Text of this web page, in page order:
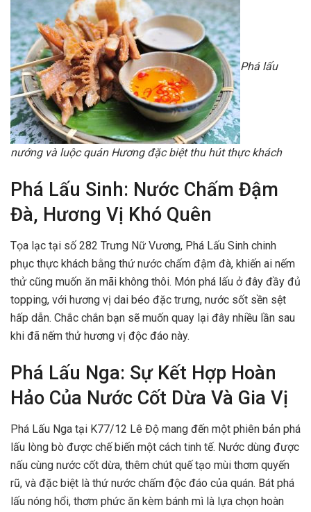
Phá lấu
nướng và luộc quán Hương đặc biệt thu hút thực khách
Phá Lấu Sinh: Nước Chấm Đậm
Đà, Hương Vị Khó Quên
Tọa lạc tại số 282 Trưng Nữ Vương, Phá Lấu Sinh chinh
phục thực khách bằng thứ nước chấm đậm đà, khiến ai nếm
thử cũng muốn ăn mãi không thôi. Món phá lấu ở đây đầy đủ
topping, với hương vị dai béo đặc trưng, nước sốt sền sệt
hấp dẫn. Chắc chắn bạn sẽ muốn quay lại đây nhiều lần sau
khi đã nếm thử hương vị độc đáo này.
Phá Lấu Nga: Sự Kết Hợp Hoàn
Hảo Của Nước Cốt Dừa Và Gia Vị
Phá Lấu Nga tại K77/12 Lê Độ mang đến một phiên bản phá
lấu lòng bò được chế biến một cách tinh tế. Nước dùng được
nấu cùng nước cốt dừa, thêm chút quế tạo mùi thơm quyến
rũ, và đặc biệt là thứ nước chấm độc đáo của quán. Bát phá
lấu nóng hổi, thơm phức ăn kèm bánh mì là lựa chọn hoàn